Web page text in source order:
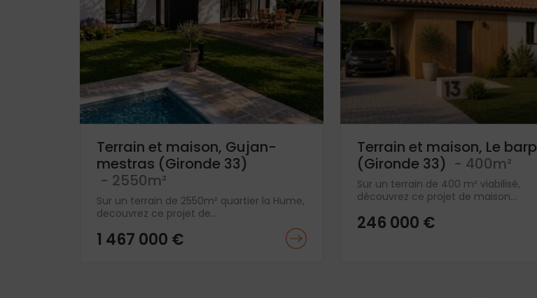
Terrain et maison, Gujan-
mestras (Gironde 33)
- 2550m²
Sur un terrain de 2550m² quartier la Hume,
decouvrez ce projet de...
1 467 000 €
Terrain et maison, Le barp
(Gironde 33) - 400m²
Sur un terrain de 400 m² viabilisé,
découvrez ce projet de maison...
246 000 €